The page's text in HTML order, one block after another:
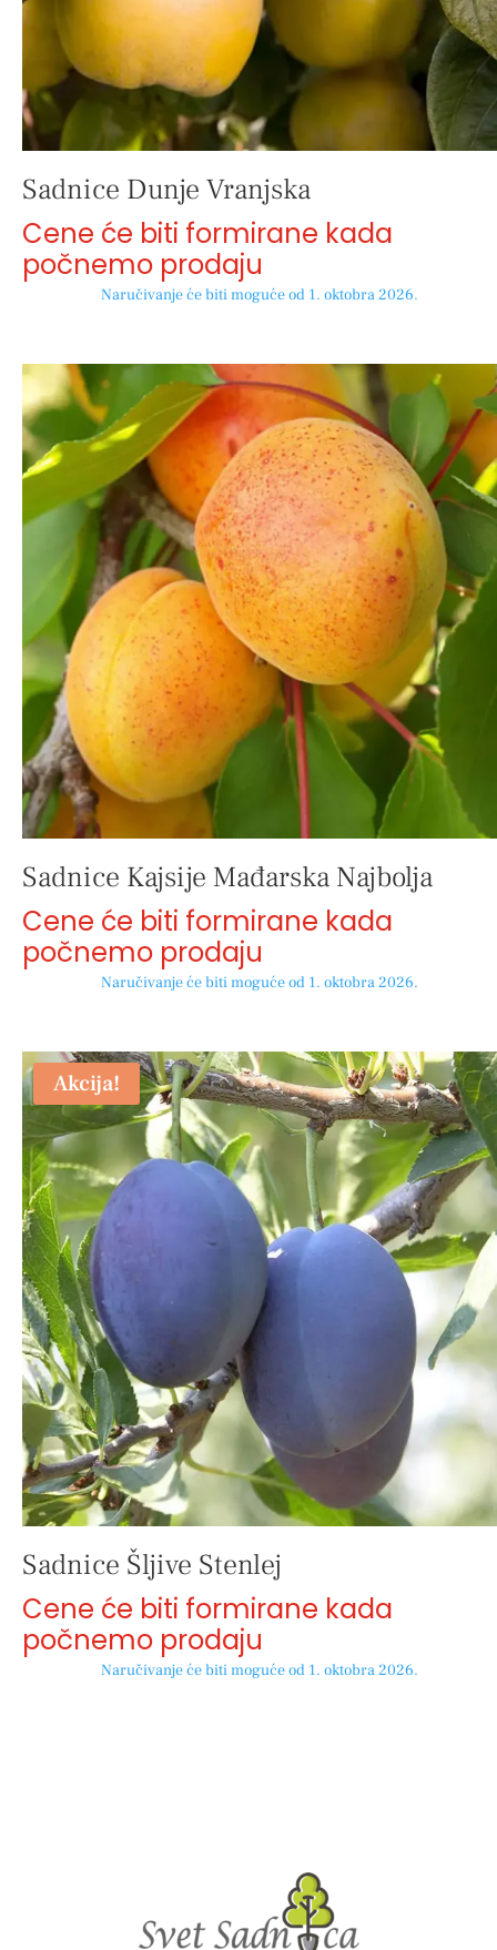
Sadnice Dunje Vranjska
Cene će biti formirane kada
počnemo prodaju
Naručivanje će biti moguće od 1. oktobra 2026.
Sadnice Kajsije Mađarska Najbolja
Cene će biti formirane kada
počnemo prodaju
Naručivanje će biti moguće od 1. oktobra 2026.
Akcija!
Sadnice Šljive Stenlej
Cene će biti formirane kada
počnemo prodaju
Naručivanje će biti moguće od 1. oktobra 2026.